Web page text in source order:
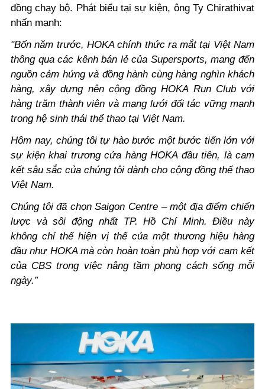
đồng chạy bộ. Phát biểu tại sự kiện, ông Ty Chirathivat
nhấn mạnh:
"Bốn năm trước, HOKA chính thức ra mắt tại Việt Nam
thông qua các kênh bán lẻ của Supersports, mang đến
nguồn cảm hứng và đồng hành cùng hàng nghìn khách
hàng, xây dựng nên cộng đồng HOKA Run Club với
hàng trăm thành viên và mạng lưới đối tác vững mạnh
trong hệ sinh thái thể thao tại Việt Nam.
Hôm nay, chúng tôi tự hào bước một bước tiến lớn với
sự kiện khai trương cửa hàng HOKA đầu tiên, là cam
kết sâu sắc của chúng tôi dành cho cộng đồng thế thao
Việt Nam.
Chúng tôi đã chọn Saigon Centre – một địa điểm chiến
lược và sôi động nhất TP. Hồ Chí Minh. Điều này
không chỉ thể hiện vị thế của một thương hiệu hàng
đầu như HOKA mà còn hoàn toàn phù hợp với cam kết
của CBS trong việc nâng tầm phong cách sống mỗi
ngày.”